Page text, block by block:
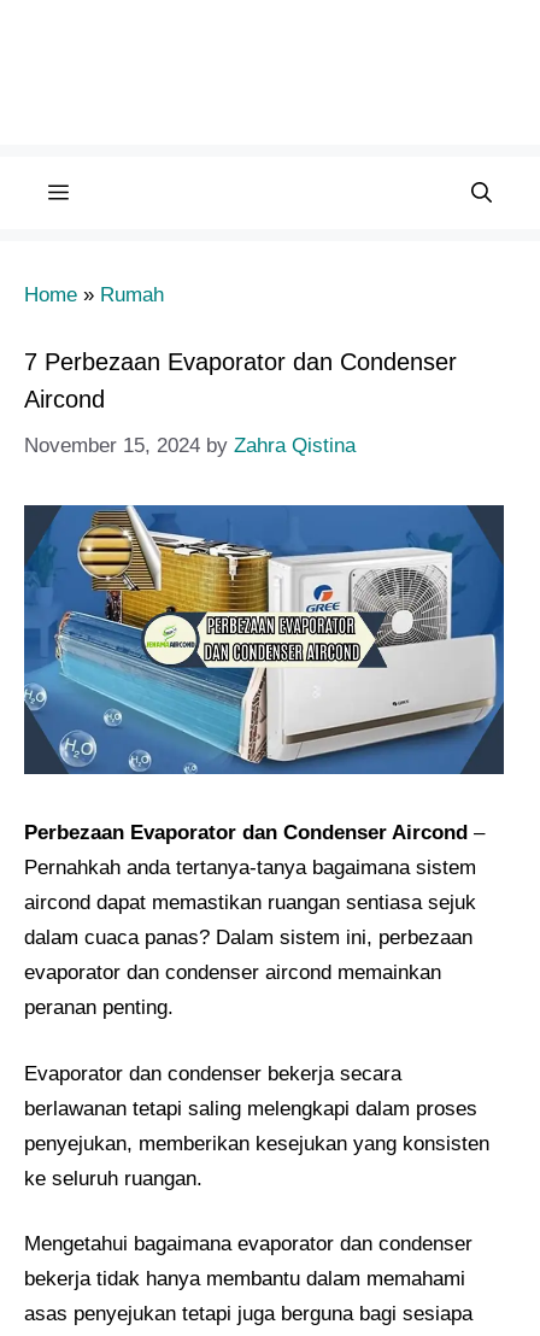
Menu
Home » Rumah
7 Perbezaan Evaporator dan Condenser
Aircond
November 15, 2024 by Zahra Qistina
Perbezaan Evaporator dan Condenser Aircond –
Pernahkah anda tertanya-tanya bagaimana sistem
aircond dapat memastikan ruangan sentiasa sejuk
dalam cuaca panas? Dalam sistem ini, perbezaan
evaporator dan condenser aircond memainkan
peranan penting.
Evaporator dan condenser bekerja secara
berlawanan tetapi saling melengkapi dalam proses
penyejukan, memberikan kesejukan yang konsisten
ke seluruh ruangan.
Mengetahui bagaimana evaporator dan condenser
bekerja tidak hanya membantu dalam memahami
asas penyejukan tetapi juga berguna bagi sesiapa